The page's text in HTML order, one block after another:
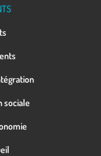
sociale